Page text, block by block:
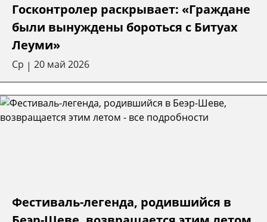
Госконтролер раскрывает: «Граждане
были вынуждены бороться с Битуах
Леуми»
Ср | 20 май 2026
Фестиваль-легенда, родившийся в